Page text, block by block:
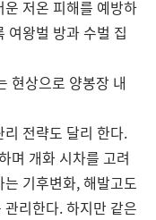
저온 피해를 예방하
여왕벌 방과 수벌 집
현상으로 양봉장 내
전략도 달리 한다.
며 개화 시차를 고려
기후변화, 해발고도
리한다. 하지만 같은